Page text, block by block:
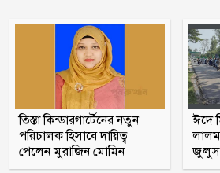
দলটাকেই খেয়ে
প্রতিবন্ধী কর্মীর
বহিষ্কার
চট্টগ্রামে সাবেক
বাসভবনে আগুন
তিস্তা কিন্ডারগার্টেনের নতুন
পরিচালক হিসাবে দায়িত্ব
পেলেন মুরাজিন মোমিন
ঈদে